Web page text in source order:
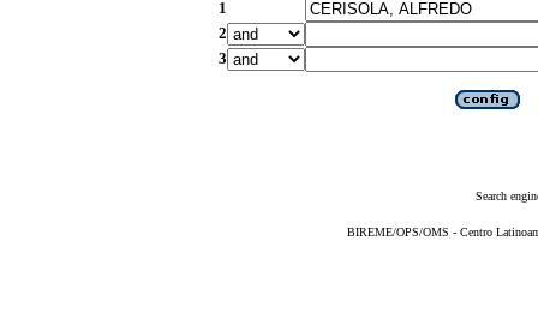
1
2
3
Search
BIREME/OPS/OMS - Centro